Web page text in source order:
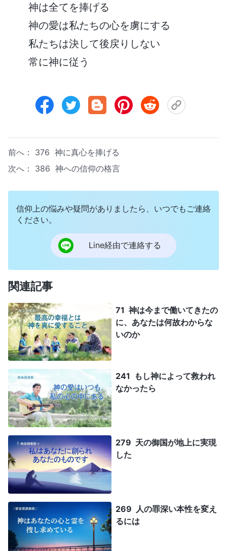
神は全てを捧げる
神の愛は私たちの心を虜にする
私たちは決して後戻りしない
常に神に従う
前へ： 376 神に真心を捧げる
次へ： 386 神への信仰の格言
信仰上の悩みや疑問がありましたら、いつでもご連絡
ください。
Line経由で連絡する
関連記事
71 神は今まで働いてきたの
に、あなたは何故わからな
いのか
241 もし神によって救われ
なかったら
279 天の御国が地上に実現
した
269 人の罪深い本性を変え
るには